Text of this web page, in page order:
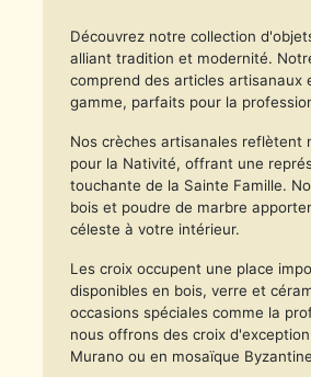
Découvrez notre collection
alliant tradition et modernité.
comprend des articles artisanaux
gamme, parfaits pour la
Nos crèches artisanales reflètent
pour la Nativité, offrant une
touchante de la Sainte Famille.
bois et poudre de marbre
céleste à votre intérieur.
Les croix occupent une place
disponibles en bois, verre et
occasions spéciales comme la
nous offrons des croix
Murano ou en mosaïque